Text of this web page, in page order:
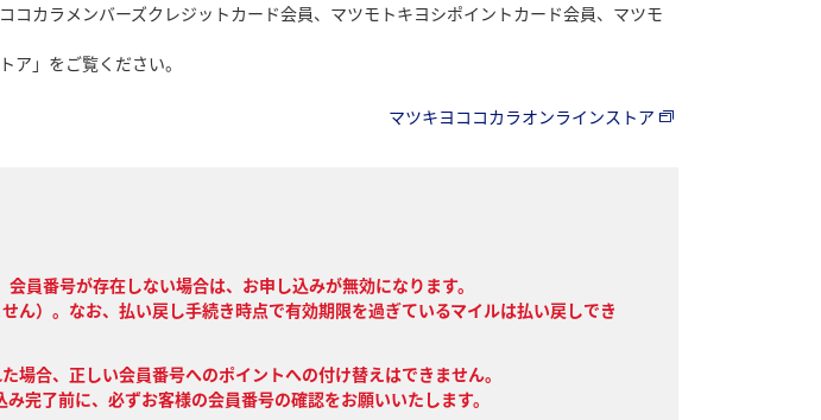
カラメンバーズクレジットカード会員、マツモトキヨシポイントカード会員、マツモ
ア」をご覧ください。
マツキヨココカラオンラインストア
員番号が存在しない場合は、お申し込みが無効になります。
）。なお、払い戻し手続き時点で有効期限を過ぎているマイルは払い戻しでき
合、正しい会員番号へのポイントへの付け替えはできません。
完了前に、必ずお客様の会員番号の確認をお願いいたします。